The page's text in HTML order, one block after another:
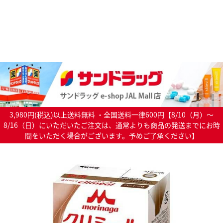
3,980円(税込)以上送料無料 ・全国送料一律600円【8/10（月）～
8/16（日）にいただいたご注文は、通常よりも商品の発送までにお時
間をいただく場合がございます。予めご了承ください】